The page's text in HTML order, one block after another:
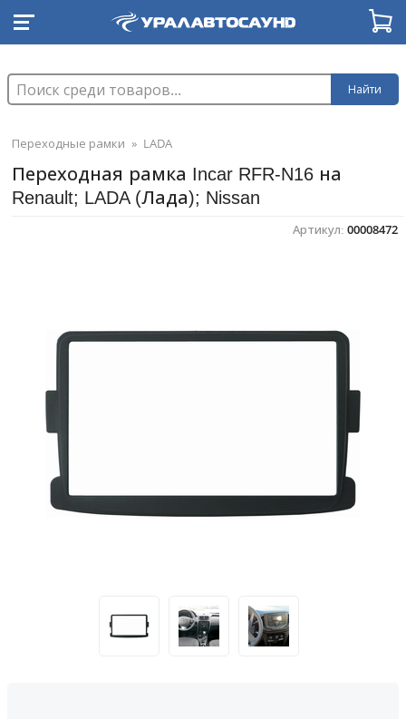
Найти
Переходные рамки » LADA
Переходная рамка Incar RFR-N16 на
Renault; LADA (Лада); Nissan
Артикул: 00008472